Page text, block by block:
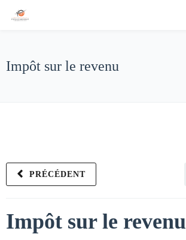
Impôt sur le revenu
PRÉCÉDENT
Impôt sur le revenu